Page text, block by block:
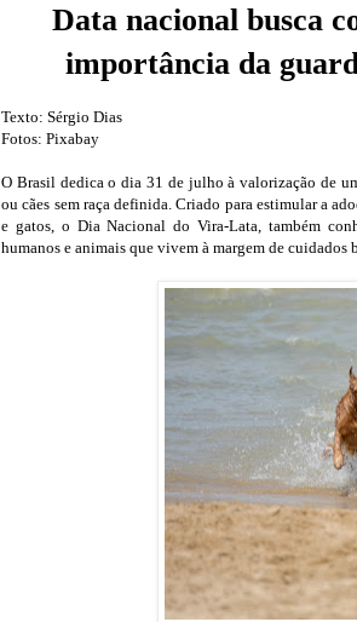
Data nacional busca
importância da
Texto: Sérgio Dias
Fotos: Pixabay
O Brasil dedica o dia 31 de julho à valorização de
ou cães sem raça definida. Criado para estimular a
e gatos, o Dia Nacional do Vira-Lata, também
humanos e animais que vivem à margem de cuidados